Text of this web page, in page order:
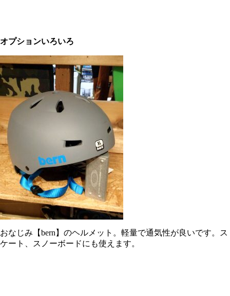
オプションいろいろ
おなじみ【bern】のヘルメット。軽量で通気性が良いです。ス
ケート、スノーボードにも使えます。